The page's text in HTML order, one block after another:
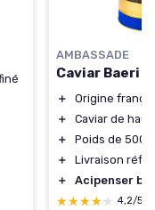
AMBASSADE
Caviar Baeri
＋
Origine
＋
Caviar de
＋
Poids de 500g
＋
Livraison
＋
Acipenser
★★★★★
★★★★★ 4,2/5